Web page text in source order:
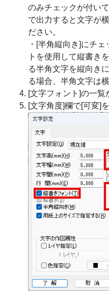
のみチェックが付い
で出力すると文字が
ださい。
・[半角縦向き]にチ
トを使用して縦書き
る半角文字を縦向き
る場合、半角文字は
[文字フォント]の一覧
[文字角度]欄で[可変]